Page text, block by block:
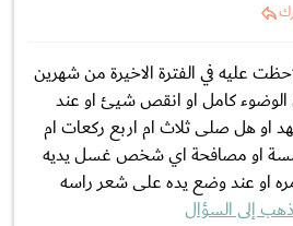
14 سنه لاحظت عليه في الفترة الاخيرة من شهرين
الوضوء كامل او انقص شيئ او عند
او هل صلى ثلاث ام اربع ركعات ام
او مصافحة اي شخص غسل يديه
مره او عند وضع يده على شعر راسه
إلى السؤال